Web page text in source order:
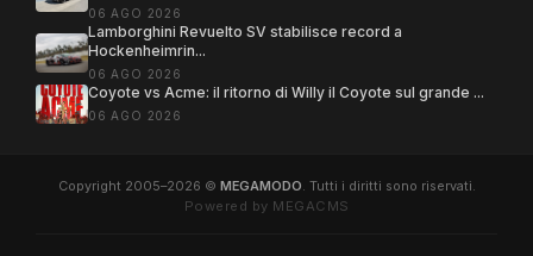
06 AGO 2026
Lamborghini Revuelto SV stabilisce record a
Hockenheimrin...
06 AGO 2026
Coyote vs Acme: il ritorno di Willy il Coyote sul grande ...
06 AGO 2026
Copyright 2005–2026 © MEGAMODO . Tutti i diritti sono riservati.
Powered by MEGACMS